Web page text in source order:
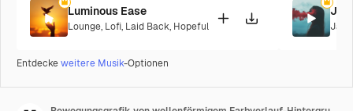
Luminous Ease
Lounge, Lofi, Laid Back, Hopeful Jazz
Entdeckeweitere Musik-Optionen